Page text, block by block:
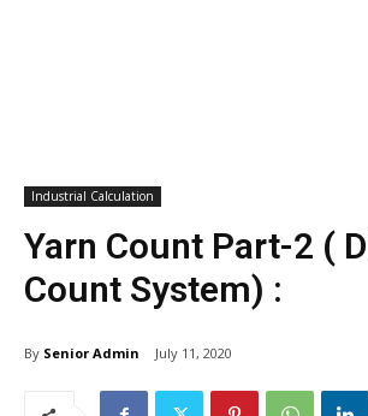
Industrial Calculation
Yarn Count Part-2 (
Count System) :
By Senior Admin July 11, 2020